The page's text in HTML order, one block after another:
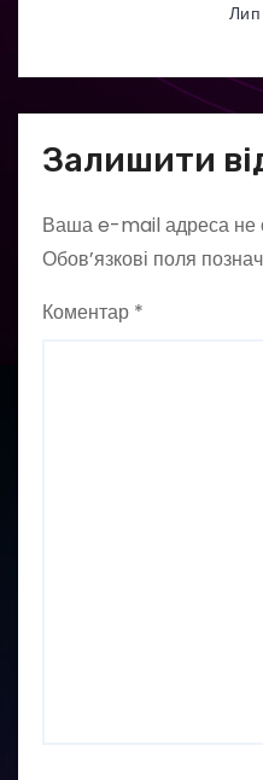
Залишити
Ваша e-mail адреса не
Обов’язкові поля
Коментар *